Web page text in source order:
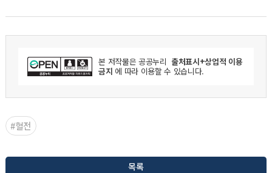
본 저작물은 공공누리 출처표시+상업적 이용
금지 에 따라 이용할 수 있습니다.
#혈전
목록